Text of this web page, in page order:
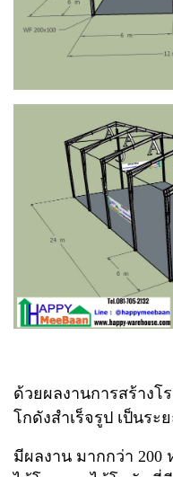
ด้วยผลงานการสร้างโ
โกดังสำเร็จรูป เป็นระ
มีผลงาน มากกว่า 200